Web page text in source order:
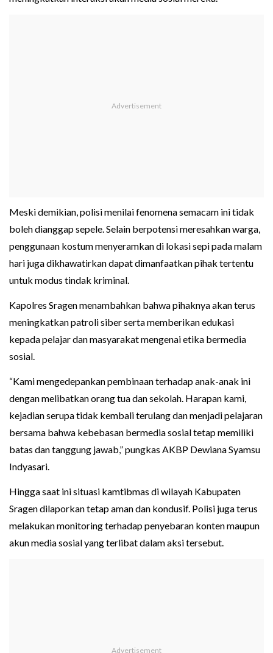
Meski demikian, polisi menilai fenomena semacam ini tidak
boleh dianggap sepele. Selain berpotensi meresahkan warga,
penggunaan kostum menyeramkan di lokasi sepi pada malam
hari juga dikhawatirkan dapat dimanfaatkan pihak tertentu
untuk modus tindak kriminal.
Kapolres Sragen menambahkan bahwa pihaknya akan terus
meningkatkan patroli siber serta memberikan edukasi
kepada pelajar dan masyarakat mengenai etika bermedia
sosial.
“Kami mengedepankan pembinaan terhadap anak-anak ini
dengan melibatkan orang tua dan sekolah. Harapan kami,
kejadian serupa tidak kembali terulang dan menjadi pelajaran
bersama bahwa kebebasan bermedia sosial tetap memiliki
batas dan tanggung jawab,” pungkas AKBP Dewiana Syamsu
Indyasari.
Hingga saat ini situasi kamtibmas di wilayah Kabupaten
Sragen dilaporkan tetap aman dan kondusif. Polisi juga terus
melakukan monitoring terhadap penyebaran konten maupun
akun media sosial yang terlibat dalam aksi tersebut.